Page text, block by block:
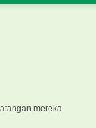
mereka